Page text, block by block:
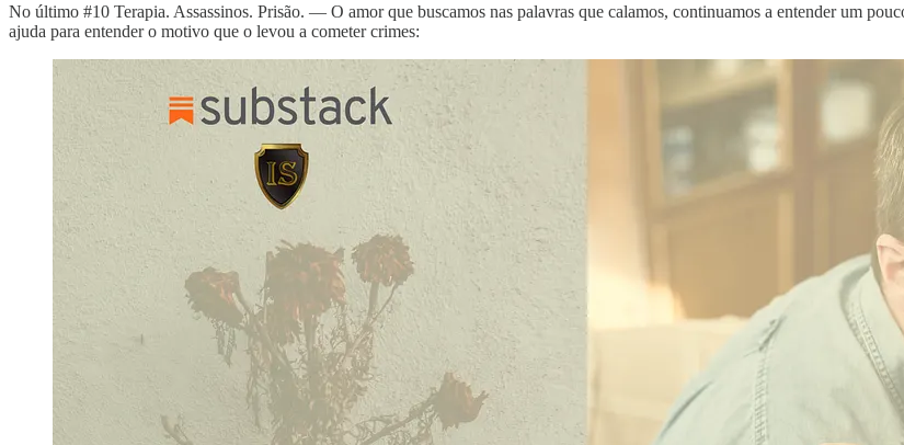
No último #10 Terapia. Assassinos. Prisão. — O amor que buscamos nas palavras que calamos, continuamos a entender um
ajuda para entender o motivo que o levou a cometer crimes: